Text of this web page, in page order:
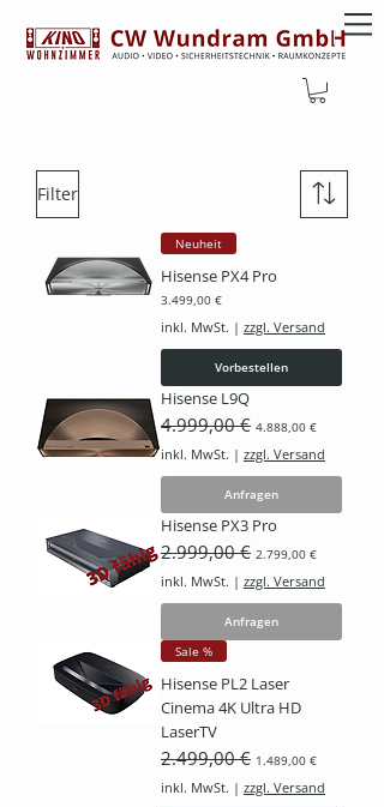
Filter
Neuheit
Hisense PX4 Pro
Preis
3.499,00 €
inkl. MwSt. | zzgl. Versand
Vorbestellen
Hisense L9Q
Standardpreis
4.999,00 € Sale-Preis
4.888,00 €
inkl. MwSt. | zzgl. Versand
Anfragen
Hisense PX3 Pro
Standardpreis
2.999,00 € Sale-Preis
2.799,00 €
inkl. MwSt. | zzgl. Versand
Anfragen
Sale %
Hisense PL2 Laser
Cinema 4K Ultra HD
LaserTV
Standardpreis
2.499,00 € Sale-Preis
1.489,00 €
inkl. MwSt. | zzgl. Versand